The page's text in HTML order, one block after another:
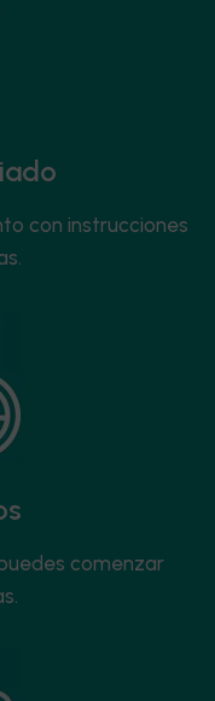
con instrucciones
comenzar